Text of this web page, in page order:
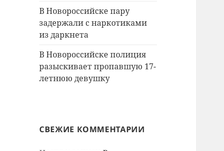
В Новороссийске пару
задержали с наркотиками
из даркнета
В Новороссийске полиция
разыскивает пропавшую 17-
летнюю девушку
СВЕЖИЕ КОММЕНТАРИИ